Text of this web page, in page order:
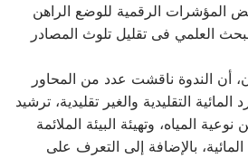
المؤشرات الرقمية للوضع الراهن
العلمي فى تقليل تلوث المصادر
أن الندوة ناقشت عدد من المحاور
المائية التقليدية والغير تقليدية، ترشيد
المياه، وتهيئة البيئة الملائمة
المائية، بالإضافة إلى التعرف على